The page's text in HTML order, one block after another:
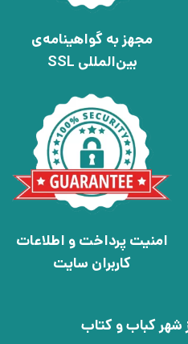
مجهز به گواهینامه‌ی
بین‌المللی SSL
امنیت پرداخت و اطلاعات
کاربران سایت
شهر کباب و کتاب